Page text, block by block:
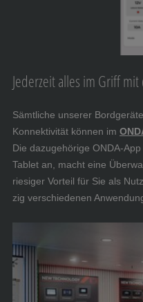
Jederzeit alles im Griff
Sämtliche unserer
Konnektivität können im
Die dazugehörige ONDA-
Tablet an, macht eine
riesiger Vorteil für Sie als
zig verschiedenen